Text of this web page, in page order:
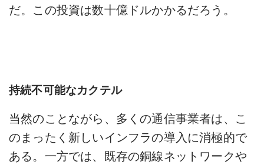
だ。この投資は数十億ドルかかるだろう。
持続不可能なカクテル
当然のことながら、多くの通信事業者は、こ
のまったく新しいインフラの導入に消極的で
ある。 一方では、既存の銅線ネットワークや